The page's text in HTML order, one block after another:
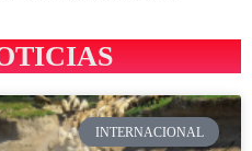
INTERNACIONAL